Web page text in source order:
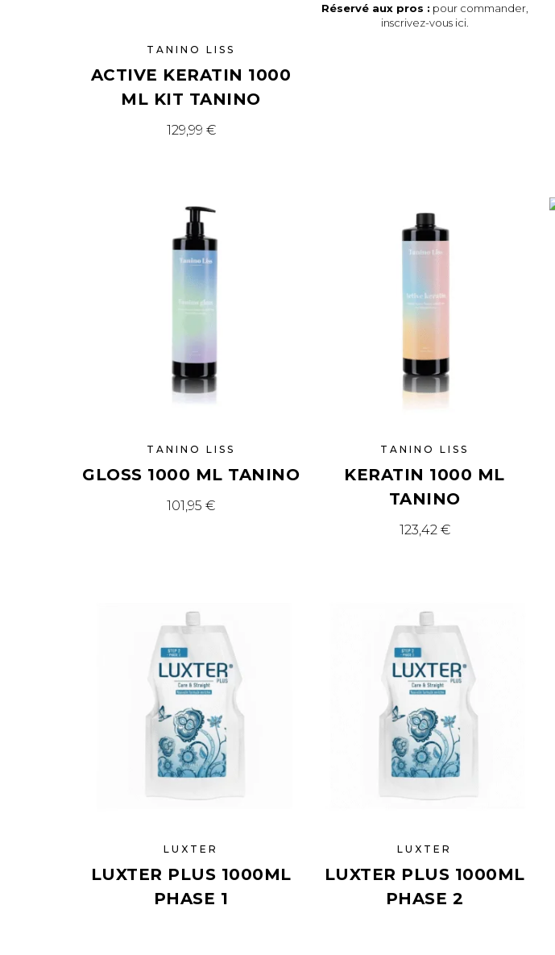
TANINO LISS
ACTIVE KERATIN 1000
ML KIT TANINO
129,99 €
Réservé aux pros : pour commander,
inscrivez-vous ici.
TANINO LISS
GLOSS 1000 ML TANINO
101,95 €
TANINO LISS
KERATIN 1000 ML
TANINO
123,42 €
LUXTER
LUXTER PLUS 1000ML
PHASE 1
LUXTER
LUXTER PLUS 1000ML
PHASE 2